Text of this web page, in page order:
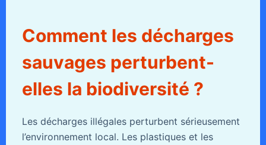
Comment les décharges
sauvages perturbent-
elles la biodiversité ?
Les décharges illégales perturbent sérieusement
l’environnement local. Les plastiques et les